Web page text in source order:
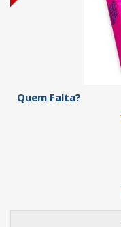
Quem Falta?